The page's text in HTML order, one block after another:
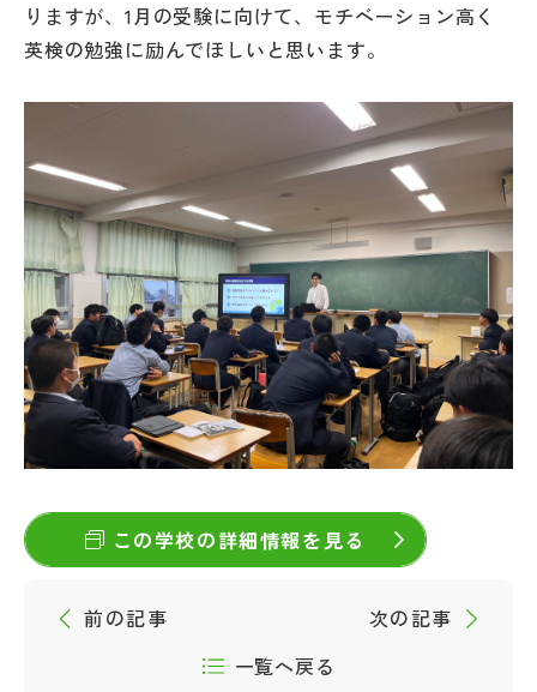
個人情報保護方針
サイトマップ
運営会社
りますが、1月の受験に向けて、モチベーション高く
英検の勉強に励んでほしいと思います。
この学校の詳細情報を見る
前の記事
一覧へ戻る
次の記事